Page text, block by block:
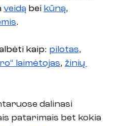
veidą bei kūną,
.
kaip: pilotas,
laimėtojas, žinių
dalinasi
patarimais bet kokia